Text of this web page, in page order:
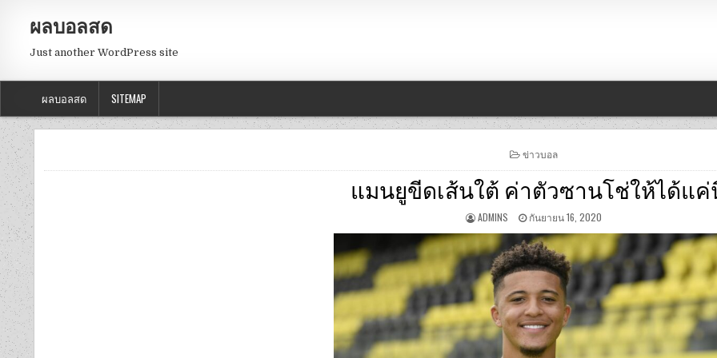
ผลบอลสด
Just another WordPress site
ผลบอลสด SITEMAP
POSTED
ข่าวบอล
แมนยูขีดเส้นใต้ ค่าตัวซานโช่ให้ได้แ
ADMINS กันยายน 16, 2020